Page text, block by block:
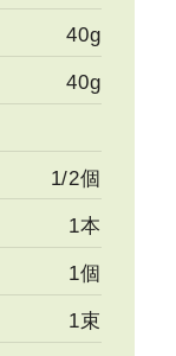
40g
40g
1/2個
1本
1個
1束